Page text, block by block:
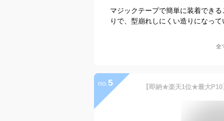
マジックテープで簡単に装着でき
りで、型崩れしにくい造りになっ
全
no. 5